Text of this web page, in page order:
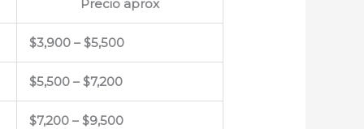
Precio aprox
$3,900 – $5,500
$5,500 – $7,200
$7,200 – $9,500